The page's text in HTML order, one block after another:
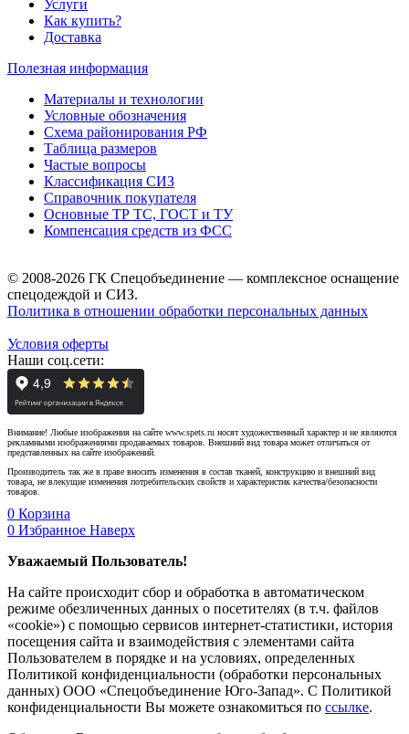
Услуги
Как купить?
Доставка
Полезная информация
Материалы и технологии
Условные обозначения
Схема районирования РФ
Таблица размеров
Частые вопросы
Классификация СИЗ
Справочник покупателя
Основные ТР ТС, ГОСТ и ТУ
Компенсация средств из ФСС
© 2008-2026 ГК Спецобъединение — комплексное оснащение
спецодеждой и СИЗ.
Политика в отношении обработки персональных данных
Условия оферты
Наши соц.сети:
Внимание! Любые изображения на сайте www.spets.ru носят художественный характер и не являются
рекламными изображениями продаваемых товаров. Внешний вид товара может отличаться от
представленных на сайте изображений.
Производитель так же в праве вносить изменения в состав тканей, конструкцию и внешний вид
товара, не влекущие изменения потребительских свойств и характеристик качества/безопасности
товаров.
0 Корзина
0 Избранное Наверх
Уважаемый Пользователь!
На сайте происходит сбор и обработка в автоматическом
режиме обезличенных данных о посетителях (в т.ч. файлов
«cookie») с помощью сервисов интернет-статистики, история
посещения сайта и взаимодействия с элементами сайта
Пользователем в порядке и на условиях, определенных
Политикой конфиденциальности (обработки персональных
данных) ООО «Спецобъединение Юго-Запад». С Политикой
конфиденциальности Вы можете ознакомиться по ссылке.